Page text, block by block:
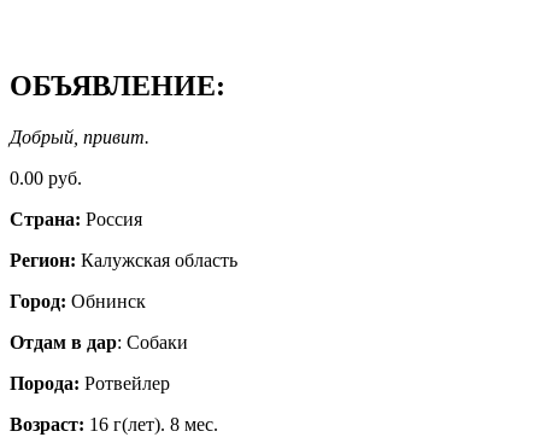
ОБЪЯВЛЕНИЕ:
Добрый, привит.
0.00 руб.
Страна: Россия
Регион: Калужская область
Город: Обнинск
Отдам в дар: Собаки
Порода: Ротвейлер
Возраст: 16 г(лет). 8 мес.